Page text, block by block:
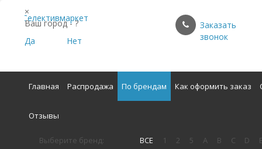
×
Ваш город -?
Да
Нет
Заказать
звонок
Главная Распродажа По брендам Как оформить заказ
Отзывы
Выберите бренд: ВСЕ 1 2 5 A B C D